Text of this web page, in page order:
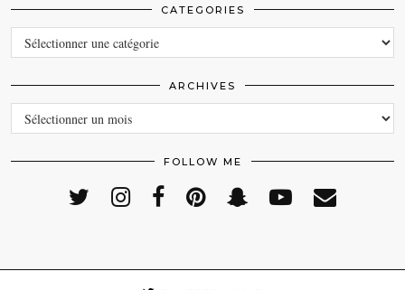
CATEGORIES
CATEGORIES
ARCHIVES
ARCHIVES
FOLLOW ME